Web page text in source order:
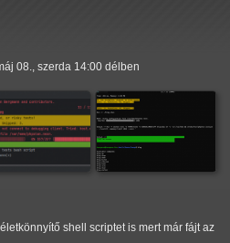
08., szerda 14:00 délben
shell scriptet is mert már fájt az